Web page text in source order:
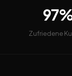
Zufriedene